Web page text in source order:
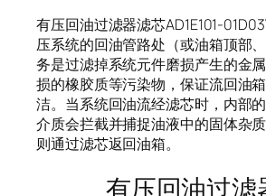
有压回油过滤器滤芯AD1E101-
压系统的回油管路处（或油箱顶部
务是过滤掉系统元件磨损产生的金
损的橡胶质等污染物，保证流回油
洁。当系统回油流经滤芯时，内部
介质会拦截并捕捉油液中的固体杂
则通过滤芯返回油箱。
有压回油过滤